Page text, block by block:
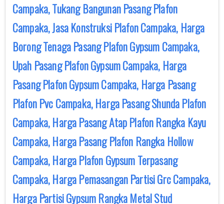
Campaka, Tukang Bangunan Pasang Plafon
Campaka, Jasa Konstruksi Plafon Campaka, Harga
Borong Tenaga Pasang Plafon Gypsum Campaka,
Upah Pasang Plafon Gypsum Campaka, Harga
Pasang Plafon Gypsum Campaka, Harga Pasang
Plafon Pvc Campaka, Harga Pasang Shunda Plafon
Campaka, Harga Pasang Atap Plafon Rangka Kayu
Campaka, Harga Pasang Plafon Rangka Hollow
Campaka, Harga Plafon Gypsum Terpasang
Campaka, Harga Pemasangan Partisi Grc Campaka,
Harga Partisi Gypsum Rangka Metal Stud